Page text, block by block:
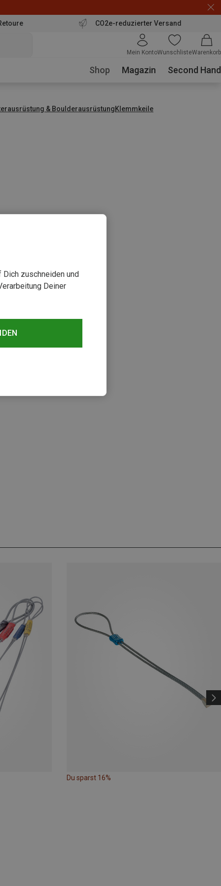
CO2e-reduzierter Versand
Mein KontoWunschlisteWarenkorb
Shop Magazin Second Hand
& BoulderausrüstungKlemmkeile
Du sparst 16%
zuschneiden und
Deiner